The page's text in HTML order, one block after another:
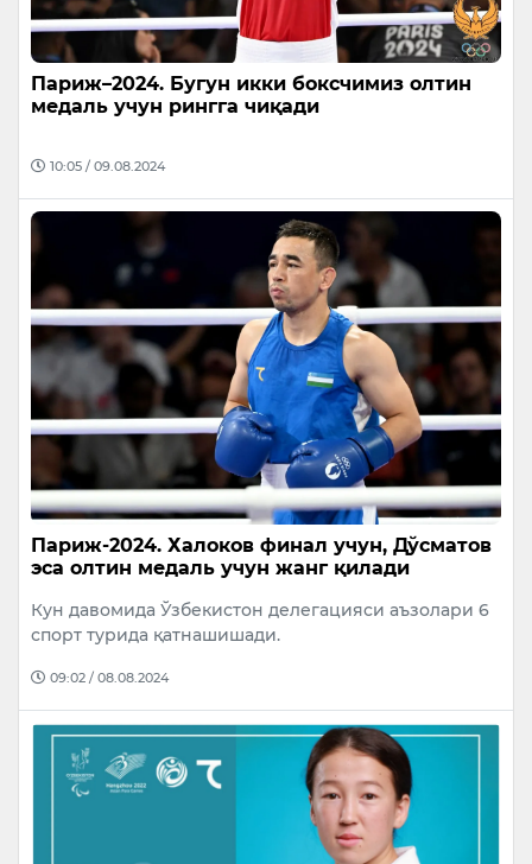
Париж–2024. Бугун икки боксчимиз олтин
медаль учун рингга чиқади
10:05 / 09.08.2024
Париж-2024. Халоков финал учун, Дўсматов
эса олтин медаль учун жанг қилади
Кун давомида Ўзбекистон делегацияси аъзолари 6
спорт турида қатнашишади.
09:02 / 08.08.2024